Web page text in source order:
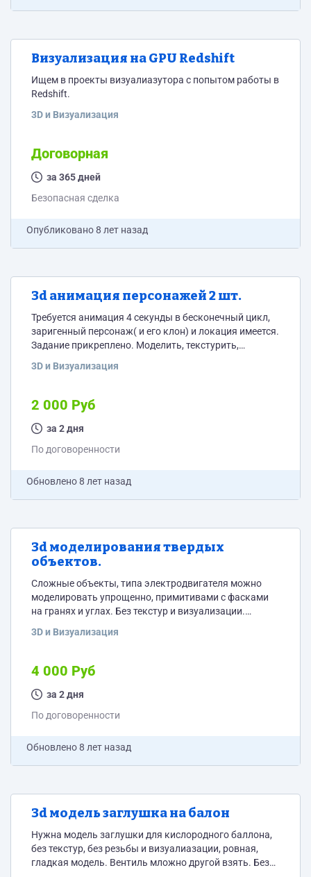
Визуализация на GPU Redshift
Ищем в проекты визуалиазутора с попытом работы в
Redshift.
3D и Визуализация
Договорная
за 365 дней
Безопасная сделка
Опубликовано8 лет назад
3d анимация персонажей 2 шт.
Требуется анимация 4 секунды в бесконечный цикл,
заригенный персонаж( и его клон) и локация имеется.
Задание прикреплено. Моделить, текстурить,
локацию с персонажами.
3D и Визуализация
2 000 Руб
за 2 дня
По договоренности
Обновлено8 лет назад
3d моделирования твердых
объектов.
Сложные объекты, типа электродвигателя можно
моделировать упрощенно, примитивами с фасками
на гранях и углах. Без текстур и визуализации.
3D и Визуализация
4 000 Руб
за 2 дня
По договоренности
Обновлено8 лет назад
3d модель заглушка на балон
Нужна модель заглушки для кислородного баллона,
без текстур, без резьбы и визуалиазации, ровная,
гладкая модель. Вентиль мложно другой взять. Без